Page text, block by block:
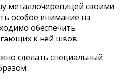
металлочерепицей своими
особое внимание на
обеспечить
к ней швов.
сделать специальный